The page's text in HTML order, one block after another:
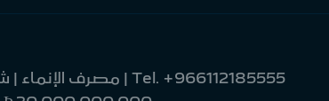
Tel. +966112185555